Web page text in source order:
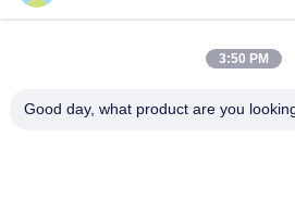
3:50 PM
Good day, what product are you